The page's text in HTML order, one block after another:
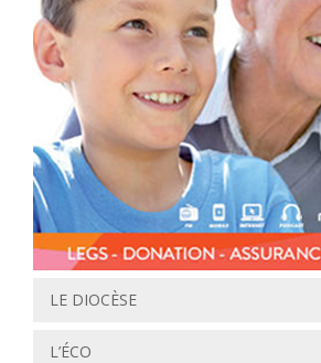
LE DIOCÈSE
L’ÉCO